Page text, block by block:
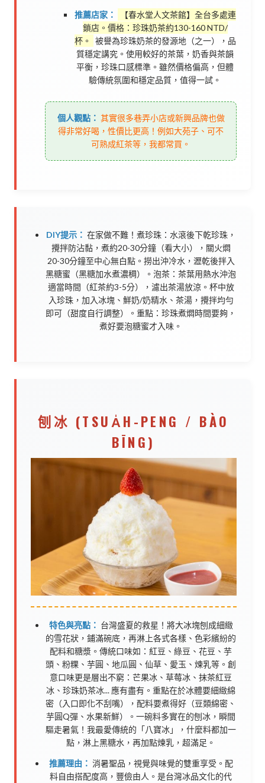
推薦店家：
【春水堂人文茶館】全台多處連
鎖店。價格：珍珠奶茶約130-160 NTD/
杯。
被譽為珍珠奶茶的發源地（之一），品
質穩定講究。使用較好的茶葉，奶香與茶韻
平衡，珍珠口感標準。雖然價格偏高，但體
驗傳統氛圍和穩定品質，值得一試。
個人觀點： 其實很多巷弄小店或新興品牌也做
得非常好喝，性價比更高！例如大苑子、可不
可熟成紅茶等，我都常買。
DIY提示： 在家做不難！煮珍珠：水滾後下乾珍珠，
攪拌防沾黏，煮約20-30分鐘（看大小），關火燜
20-30分鐘至中心無白點。撈出沖冷水，瀝乾後拌入
黑糖蜜（黑糖加水煮濃稠）。泡茶：茶葉用熱水沖泡
適當時間（紅茶約3-5分），濾出茶湯放涼。杯中放
入珍珠，加入冰塊、鮮奶/奶精水、茶湯，攪拌均勻
即可（甜度自行調整）。重點：珍珠煮燜時間要夠，
煮好要泡糖蜜才入味。
刨冰 (TSUA̍H-PENG / BÀO
BĪNG)
特色與亮點： 台灣盛夏的救星！將大冰塊刨成細緻
的雪花狀，鋪滿碗底，再淋上各式各樣、色彩繽紛的
配料和糖漿。傳統口味如：紅豆、綠豆、花豆、芋
頭、粉粿、芋圓、地瓜圓、仙草、愛玉、煉乳等。創
意口味更是層出不窮：芒果冰、草莓冰、抹茶紅豆
冰、珍珠奶茶冰... 應有盡有。重點在於冰體要細緻綿
密（入口即化不刮嘴），配料要煮得好（豆類綿密、
芋圓Q彈、水果新鮮）。一碗料多實在的刨冰，瞬間
驅走暑氣！我最愛傳統的「八寶冰」，什麼料都加一
點，淋上黑糖水，再加點煉乳，超滿足。
推薦理由： 消暑聖品，視覺與味覺的雙重享受。配
料自由搭配度高，豐儉由人。是台灣冰品文化的代